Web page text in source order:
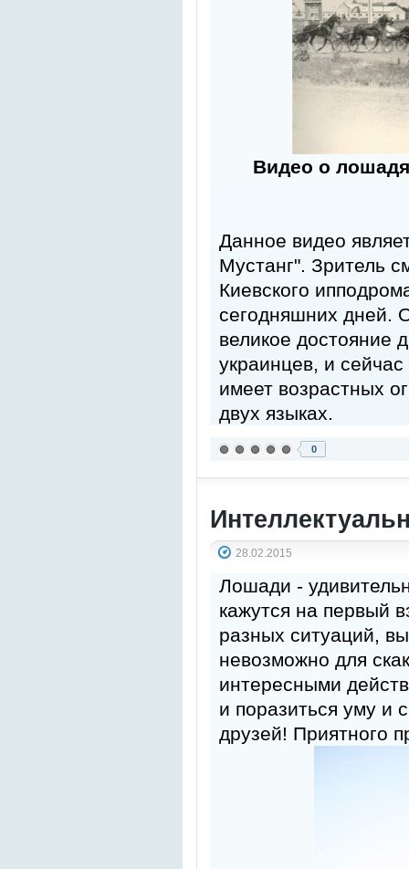
Видео о
Данное видео
Мустанг". Зритель
Киевского
сегодняшних дней.
великое достояние
украинцев, и
имеет возрастных
двух языках.
0
28.02.2015
Лошади -
кажутся на первый
разных ситуаций,
невозможно для
интересными
и поразиться уму и
друзей! Приятного